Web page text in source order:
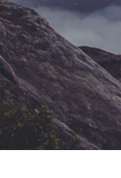
Unternehmen
vorbereitet
abläuft.